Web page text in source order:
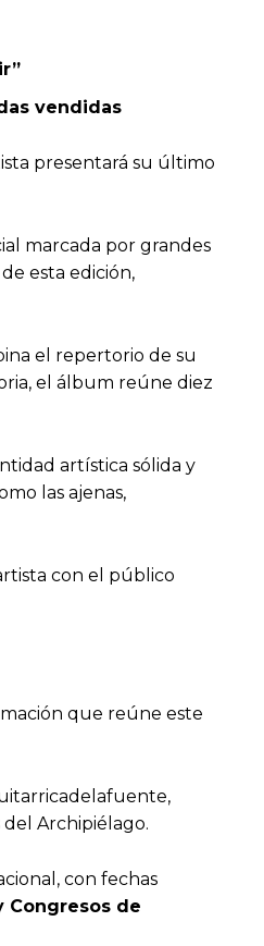
vendidas
presentará su último
marcada por grandes
esta edición,
el repertorio de su
el álbum reúne diez
artística sólida y
las ajenas,
con el público
que reúne este
del Archipiélago.
con fechas
Congresos de